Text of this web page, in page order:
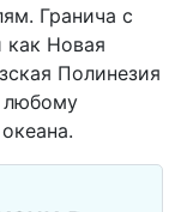
Гранича с
как Новая
Полинезия
любому